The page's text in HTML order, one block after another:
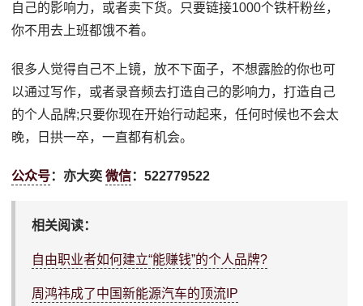
自己的影响力，或者卖下货。只要链接1000个铁杆粉丝，
你不用去上班都饿不着。
很多人觉得自己不上镜，放不下面子，不想露脸的你也可
以通过写作，或者录音频去打造自己的影响力，打造自己
的个人品牌;只要你现在开始行动起来，任何时候也不会太
晚，日拱一卒，一直都有机会。
公众号：亦大奕微信：522779522
相关阅读：
自由职业者如何建立“能赚钱”的个人品牌?
周鸿祎成了中国新能源汽车的顶流IP